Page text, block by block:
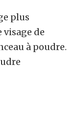
plus
de
à poudre.